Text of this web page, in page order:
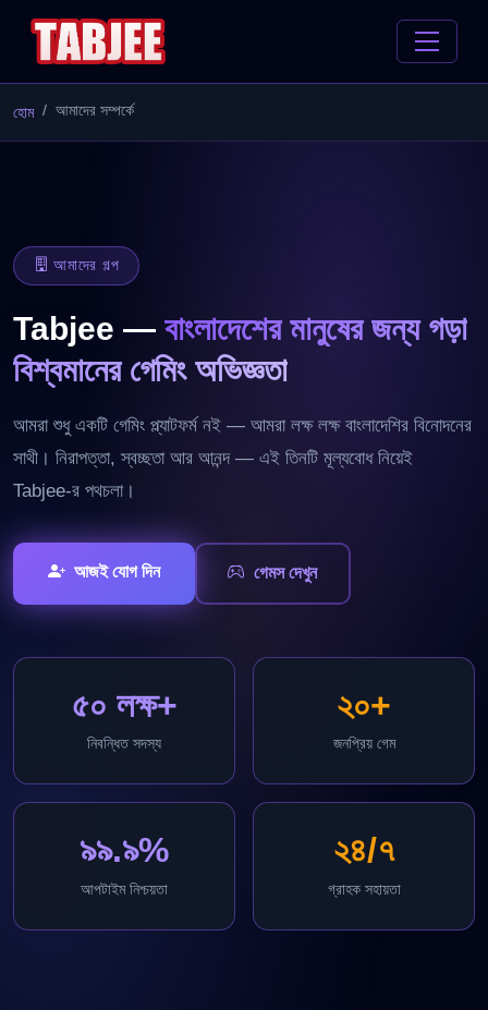
হোম আমাদের সম্পর্কে
আমাদের গল্প
Tabjee — বাংলাদেশের মানুষের জন্য গড়া
বিশ্বমানের গেমিং অভিজ্ঞতা
আমরা শুধু একটি গেমিং প্ল্যাটফর্ম নই — আমরা লক্ষ লক্ষ বাংলাদেশির বিনোদনের
সাথী। নিরাপত্তা, স্বচ্ছতা আর আনন্দ — এই তিনটি মূল্যবোধ নিয়েই
Tabjee-র পথচলা।
আজই যোগ দিন গেমস দেখুন
৫০ লক্ষ+
নিবন্ধিত সদস্য
২০+
জনপ্রিয় গেম
৯৯.৯%
আপটাইম নিশ্চয়তা
২৪/৭
গ্রাহক সহায়তা